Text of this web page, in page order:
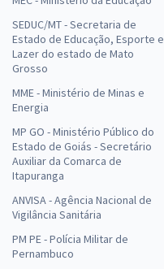
SEDUC/MT - Secretaria de
Estado de Educação, Esporte e
Lazer do estado de Mato
Grosso
MME - Ministério de Minas e
Energia
MP GO - Ministério Público do
Estado de Goiás - Secretário
Auxiliar da Comarca de
Itapuranga
ANVISA - Agência Nacional de
Vigilância Sanitária
PM PE - Polícia Militar de
Pernambuco